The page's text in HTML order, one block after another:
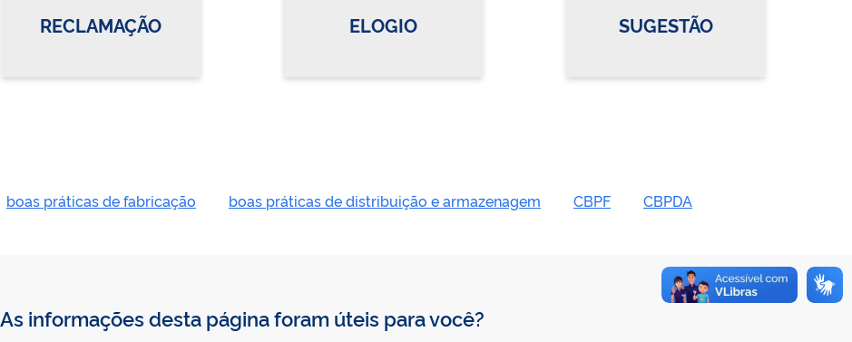
RECLAMAÇÃO ELOGIO SUGESTÃO
boas práticas de fabricação boas práticas de distribuição e armazenagem CBPF
CBPDA
As informações desta página foram úteis para você?